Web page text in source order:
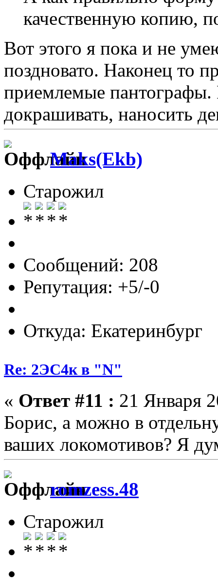
качественную копию,
Вот этого я пока и не
поздновато. Наконец то
приемлемые пантографы.
докрашивать, наносить
Maks(Ekb)
Старожил
Сообщений: 208
Репутация: +5/-0
Откуда: Екатеринбург
Re: 2ЭС4к в "N"
« Ответ #11 : 21 Января
Борис, а можно в
ваших локомотивов? Я
romzess.48
Старожил